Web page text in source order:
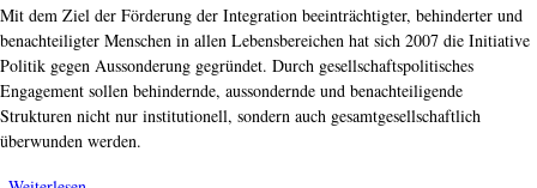
der
UN-
BRK
Mit dem Ziel der Förderung der Integration beeinträchtigter, behinderter und
benachteiligter Menschen in allen Lebensbereichen hat sich 2007 die Initiative
Politik gegen Aussonderung gegründet. Durch gesellschaftspolitisches
Engagement sollen behindernde, aussondernde und benachteiligende
Strukturen nicht nur institutionell, sondern auch gesamtgesellschaftlich
überwunden werden.